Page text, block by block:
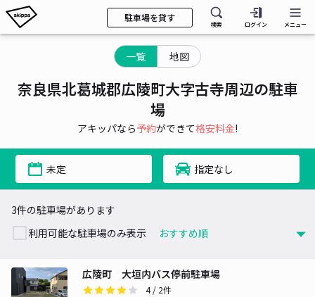
駐車場を貸す
検索 ログイン メニュー
一覧 地図
奈良県北葛城郡広陵町大字古寺周辺の駐車
場
アキッパなら予約ができて格安料金!
未定 指定なし
3件の駐車場があります
利用可能な駐車場のみ表示
広陵町 大垣内バス停前駐車場
4/ 2件